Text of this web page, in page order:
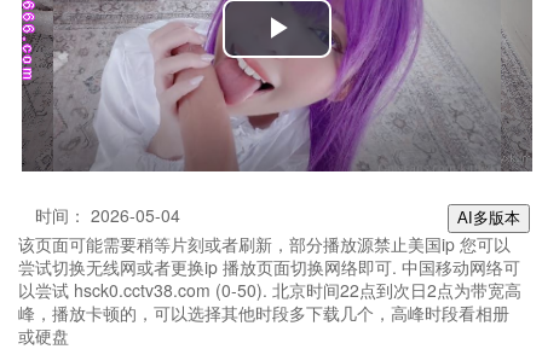
AI多版本
时间： 2026-05-04
该页面可能需要稍等片刻或者刷新，部分播放源禁止美国ip 您可以
尝试切换无线网或者更换ip 播放页面切换网络即可. 中国移动网络可
以尝试 hsck0.cctv38.com (0-50). 北京时间22点到次日2点为带宽高
峰，播放卡顿的，可以选择其他时段多下载几个，高峰时段看相册
或硬盘